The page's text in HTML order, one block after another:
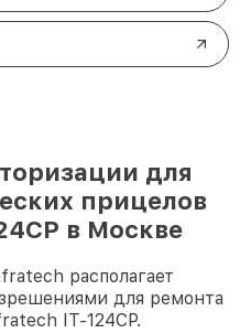
для
прицелов
в Москве
располагает
для ремонта
IT-124CP.